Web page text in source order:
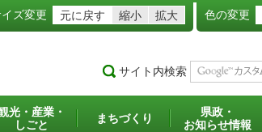
ズ変更 元に戻す 縮小 拡大 色の変更
サイト内検索
光・産業・
しごと
まちづくり
県政・
お知らせ情報